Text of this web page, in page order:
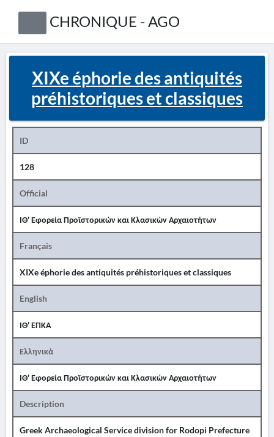
CHRONIQUE - AGO
XIXe éphorie des antiquités
préhistoriques et classiques
ID
128
Official
ΙΘ' Εφορεία Προϊστορικών και Κλασικών Αρχαιοτήτων
Français
XIXe éphorie des antiquités préhistoriques et classiques
English
ΙΘ' ΕΠΚΑ
Ελληνικά
ΙΘ' Εφορεία Προϊστορικών και Κλασικών Αρχαιοτήτων
Description
Greek Archaeological Service division for Rodopi Prefecture